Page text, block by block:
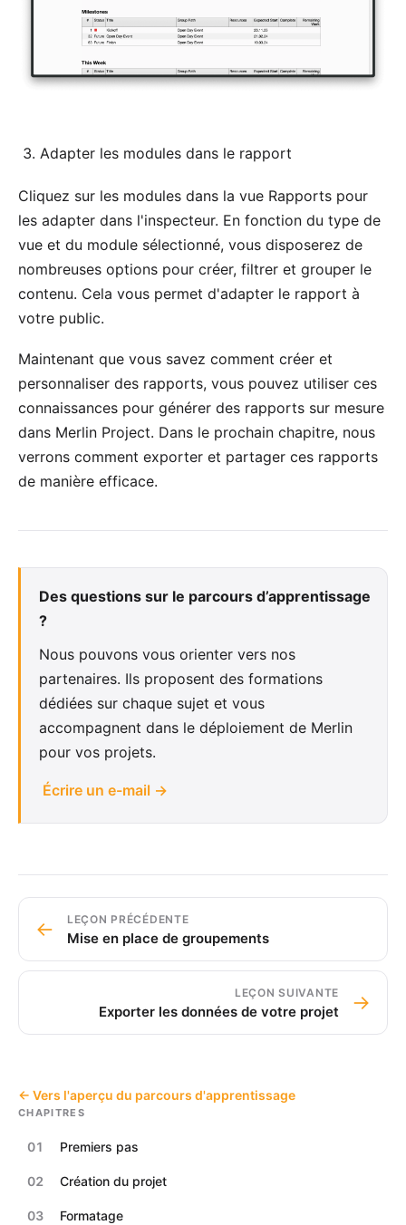
← Vers l'aperçu du parcours d'apprentissage
CHAPITRES
01 Premiers pas
02 Création du projet
03 Formatage
Adapter les modules dans le rapport
Cliquez sur les modules dans la vue Rapports pour
les adapter dans l'inspecteur. En fonction du type de
vue et du module sélectionné, vous disposerez de
nombreuses options pour créer, filtrer et grouper le
contenu. Cela vous permet d'adapter le rapport à
votre public.
Maintenant que vous savez comment créer et
personnaliser des rapports, vous pouvez utiliser ces
connaissances pour générer des rapports sur mesure
dans Merlin Project. Dans le prochain chapitre, nous
verrons comment exporter et partager ces rapports
de manière efficace.
Des questions sur le parcours d’apprentissage
?
Nous pouvons vous orienter vers nos
partenaires. Ils proposent des formations
dédiées sur chaque sujet et vous
accompagnent dans le déploiement de Merlin
pour vos projets.
Écrire un e-mail →
← LEÇON PRÉCÉDENTE
Mise en place de groupements
LEÇON SUIVANTE
Exporter les données de votre projet →